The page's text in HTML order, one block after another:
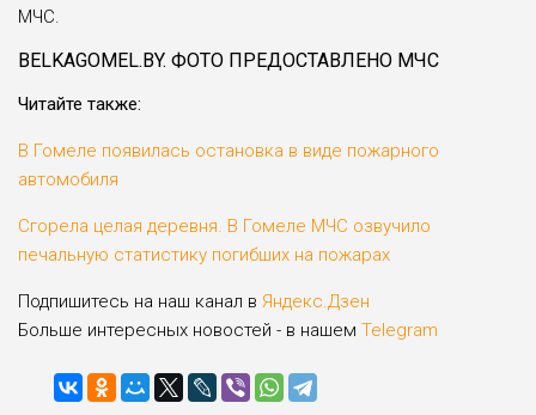
МЧС.
BELKAGOMEL.BY. ФОТО ПРЕДОСТАВЛЕНО МЧС
Читайте также:
В Гомеле появилась остановка в виде пожарного
автомобиля
Сгорела целая деревня. В Гомеле МЧС озвучило
печальную статистику погибших на пожарах
Подпишитесь на наш канал в Яндекс.Дзен
Больше интересных новостей - в нашем Telegram